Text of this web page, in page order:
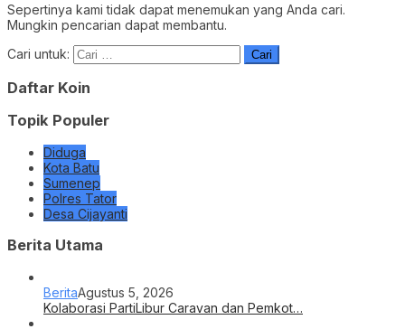
Sepertinya kami tidak dapat menemukan yang Anda cari.
Mungkin pencarian dapat membantu.
Cari untuk:
Daftar Koin
Topik Populer
Diduga
Kota Batu
Sumenep
Polres Tator
Desa Cijayanti
Berita Utama
BeritaAgustus 5, 2026
Kolaborasi PartiLibur Caravan dan Pemkot…